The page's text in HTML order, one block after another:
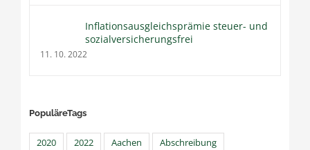
Inflationsausgleichsprämie steuer- und
sozialversicherungsfrei
11. 10. 2022
PopuläreTags
2020 2022 Aachen
Abschreibung